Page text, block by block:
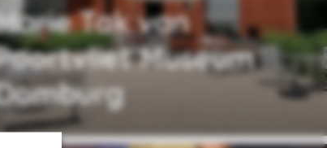
Tak van
Museum